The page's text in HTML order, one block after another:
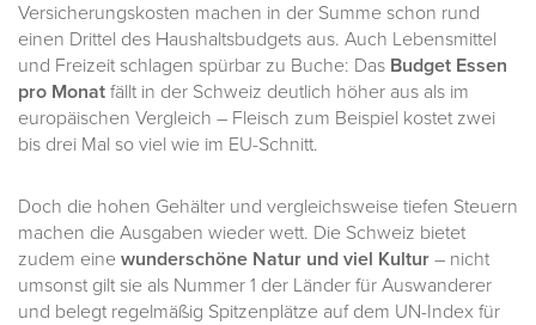
Versicherungskosten machen in der Summe schon rund
einen Drittel des Haushaltsbudgets aus. Auch Lebensmittel
und Freizeit schlagen spürbar zu Buche: Das Budget Essen
pro Monat fällt in der Schweiz deutlich höher aus als im
europäischen Vergleich – Fleisch zum Beispiel kostet zwei
bis drei Mal so viel wie im EU-Schnitt.
Doch die hohen Gehälter und vergleichsweise tiefen Steuern
machen die Ausgaben wieder wett. Die Schweiz bietet
zudem eine wunderschöne Natur und viel Kultur – nicht
umsonst gilt sie als Nummer 1 der Länder für Auswanderer
und belegt regelmäßig Spitzenplätze auf dem UN-Index für